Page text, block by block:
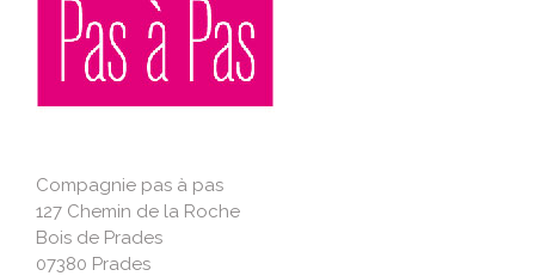
Compagnie pas à pas
127 Chemin de la Roche
Bois de Prades
07380 Prades